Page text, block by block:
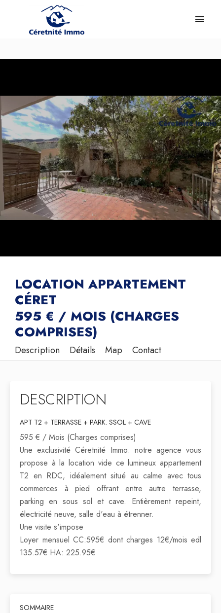
LOCATION APPARTEMENT
CÉRET
595 € / MOIS (CHARGES
COMPRISES)
Description Détails Map Contact
DESCRIPTION
APT T2 + TERRASSE + PARK. SSOL + CAVE
595 € / Mois (Charges comprises)
Une exclusivité Céretnité Immo: notre agence vous
propose à la location vide ce lumineux appartement
T2 en RDC, idéalement situé au calme avec tous
commerces à pied offrant entre autre terrasse,
parking en sous sol et cave. Entièrement repeint,
électricité neuve, salle d'eau à étrenner.
Une visite s'impose
Loyer mensuel CC:595€ dont charges 12€/mois edl
135.57€ HA: 225.95€
SOMMAIRE